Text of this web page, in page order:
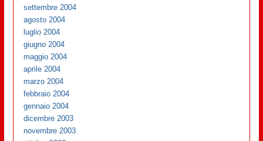
settembre 2004
agosto 2004
luglio 2004
giugno 2004
maggio 2004
aprile 2004
marzo 2004
febbraio 2004
gennaio 2004
dicembre 2003
novembre 2003